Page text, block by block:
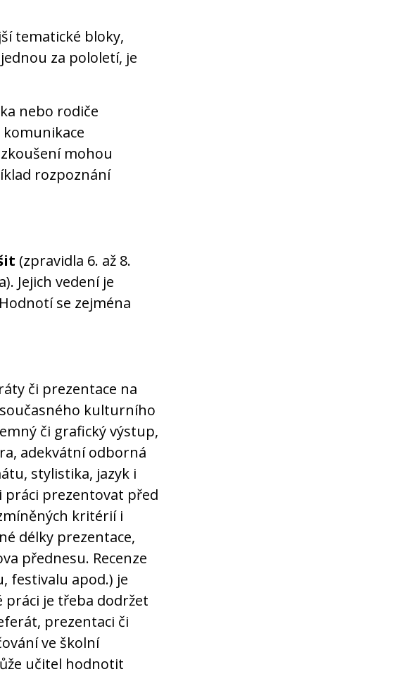
tematické bloky,
za pololetí, je
nebo rodiče
mohou
rozpoznání
(zpravidla 6. až 8.
Jejich vedení je
se zejména
či prezentace na
kulturního
či grafický výstup,
adekvátní odborná
stylistika, jazyk i
práci prezentovat před
kritérií i
délky prezentace,
přednesu. Recenze
festivalu apod.) je
práci je třeba dodržet
prezentaci či
ve školní
učitel hodnotit